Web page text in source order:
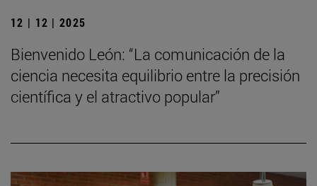
12 | 12 | 2025
Bienvenido León: “La comunicación de la
ciencia necesita equilibrio entre la precisión
científica y el atractivo popular”